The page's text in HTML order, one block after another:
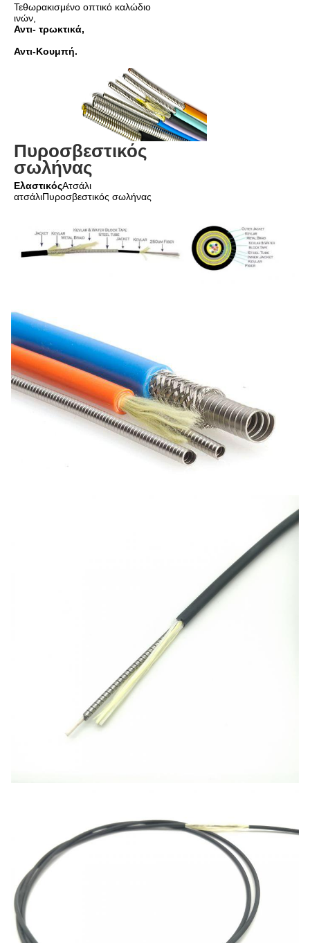
Τεθωρακισμένο οπτικό καλώδιο
ινών,
Αντι- τρωκτικά,
Αντι-Κουμπή.
Πυροσβεστικός
σωλήνας
ΕλαστικόςΑτσάλι
ατσάλιΠυροσβεστικός σωλήνας